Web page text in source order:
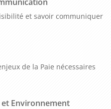
et savoir communiquer
de la Paie nécessaires
Environnement